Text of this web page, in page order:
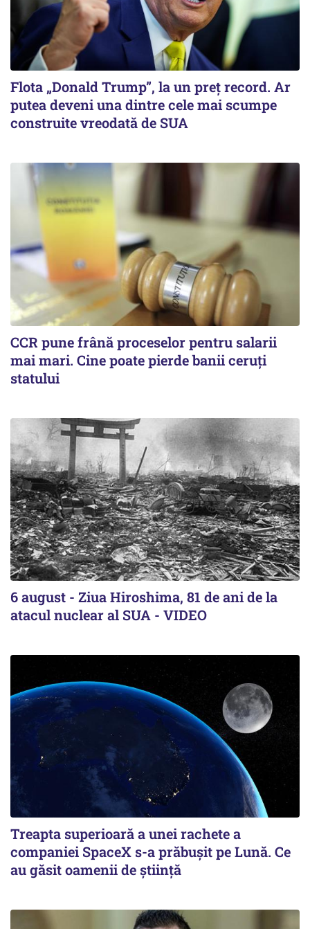
Flota „Donald Trump”, la un preț record. Ar
putea deveni una dintre cele mai scumpe
construite vreodată de SUA
CCR pune frână proceselor pentru salarii
mai mari. Cine poate pierde banii ceruți
statului
6 august - Ziua Hiroshima, 81 de ani de la
atacul nuclear al SUA - VIDEO
Treapta superioară a unei rachete a
companiei SpaceX s-a prăbușit pe Lună. Ce
au găsit oamenii de știință